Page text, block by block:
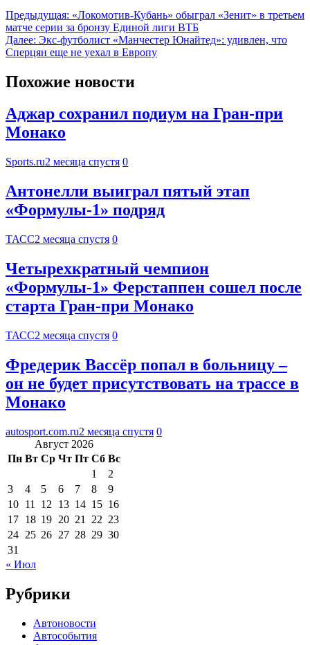
Предыдущая: «Локомотив-Кубань» обыграл «Зенит» в третьем
матче серии за бронзу Единой лиги ВТБ
Далее: Экс-футболист «Манчестер Юнайтед»: удивлен, что
Сперцян еще не уехал в Европу
Похожие новости
Аджар сохранил подиум на Гран-при
Монако
Sports.ru2 месяца спустя 0
Антонелли выиграл пятый этап
«Формулы-1» подряд
ТАСС2 месяца спустя 0
Четырехкратный чемпион
«Формулы-1» Ферстаппен сошел после
старта Гран-при Монако
ТАСС2 месяца спустя 0
Фредерик Вассёр попал в больницу –
он не будет присутствовать на трассе в
Монако
autosport.com.ru2 месяца спустя 0
Август 2026
Пн Вт Ср Чт Пт Сб Вс
1
2
3
4 5 6 7 8
9
10 11 12 13 14 15 16
17 18 19 20 21 22 23
24 25 26 27 28 29 30
31
« Июл
Рубрики
Автоновости
Автособытия